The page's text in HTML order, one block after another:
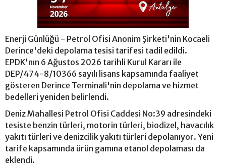
Enerji Günlüğü - Petrol Ofisi Anonim Şirketi'nin Kocaeli
Derince'deki depolama tesisi tarifesi tadil edildi.
EPDK'nın 6 Ağustos 2026 tarihli Kurul Kararı ile
DEP/474-8/10366 sayılı lisans kapsamında faaliyet
gösteren Derince Terminali'nin depolama ve hizmet
bedelleri yeniden belirlendi.
Deniz Mahallesi Petrol Ofisi Caddesi No:39 adresindeki
tesiste benzin türleri, motorin türleri, biodizel, havacılık
yakıtı türleri ve denizcilik yakıtı türleri depolanıyor. Yeni
tarife kapsamında ürün gamına etanol depolaması da
eklendi.